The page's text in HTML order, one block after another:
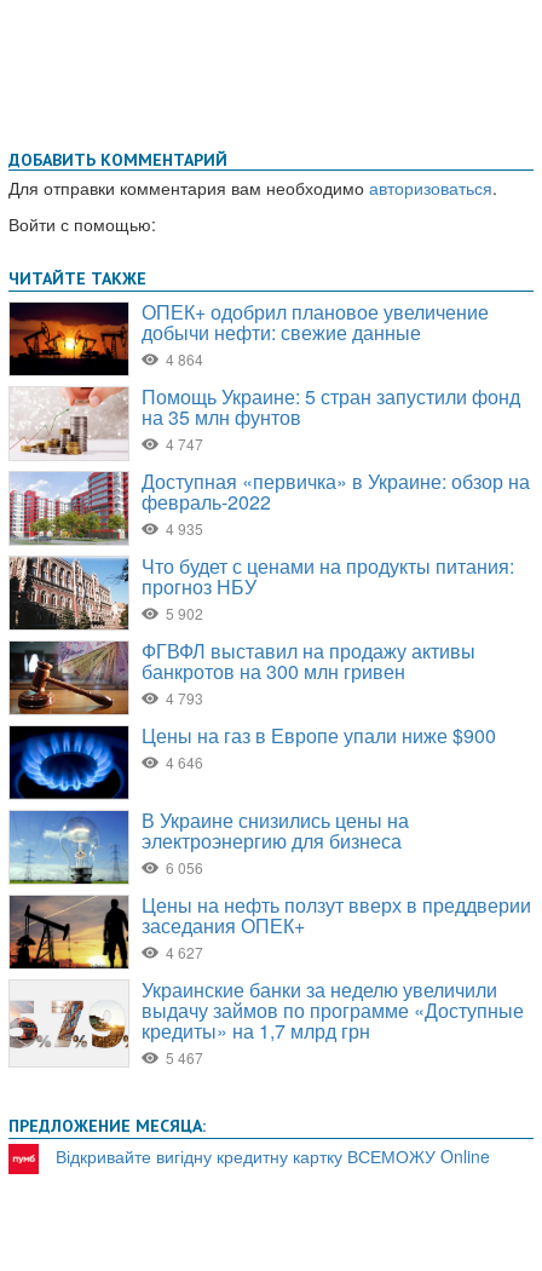
ДОБАВИТЬ КОММЕНТАРИЙ
Для отправки комментария вам необходимо авторизоваться.
Войти с помощью:
ПРЕДЛОЖЕНИЕ МЕСЯЦА:
Відкривайте вигідну кредитну картку ВСЕМОЖУ Online